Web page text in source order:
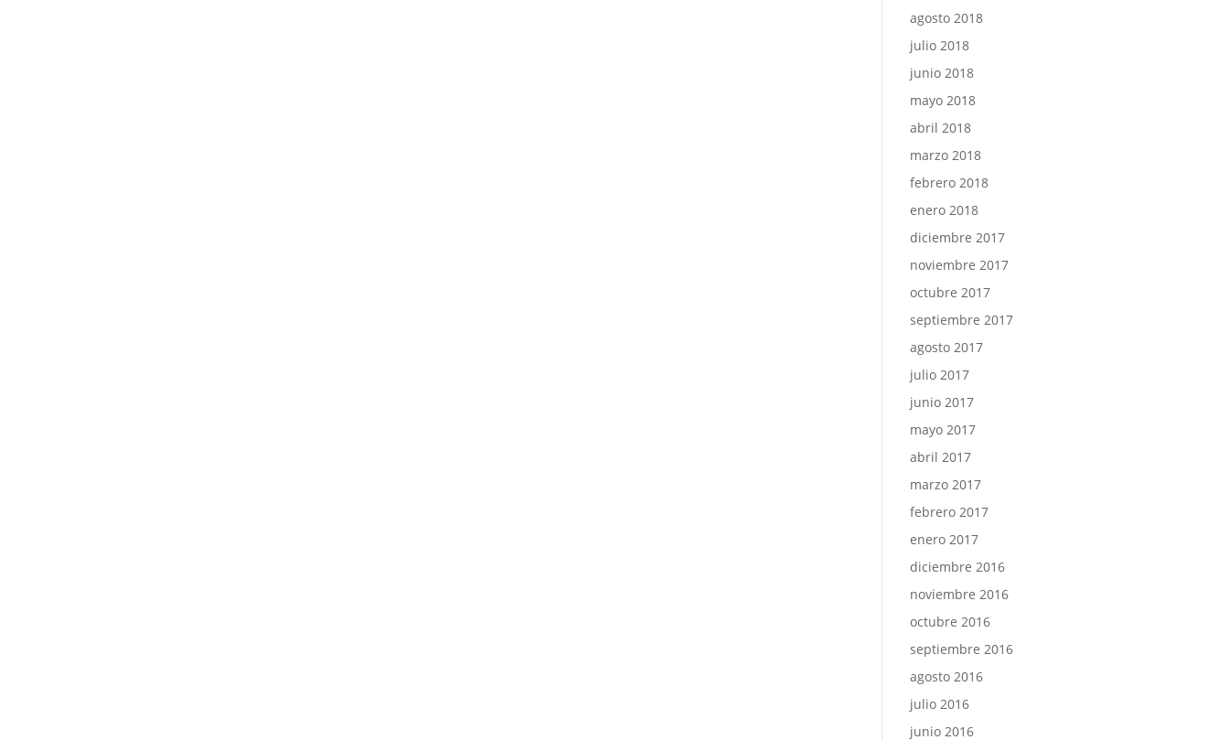
agosto 2018
julio 2018
junio 2018
mayo 2018
abril 2018
marzo 2018
febrero 2018
enero 2018
diciembre 2017
noviembre 2017
octubre 2017
septiembre 2017
agosto 2017
julio 2017
junio 2017
mayo 2017
abril 2017
marzo 2017
febrero 2017
enero 2017
diciembre 2016
noviembre 2016
octubre 2016
septiembre 2016
agosto 2016
julio 2016
junio 2016